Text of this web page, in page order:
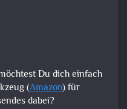
Du dich einfach
(Amazon) für
dabei?